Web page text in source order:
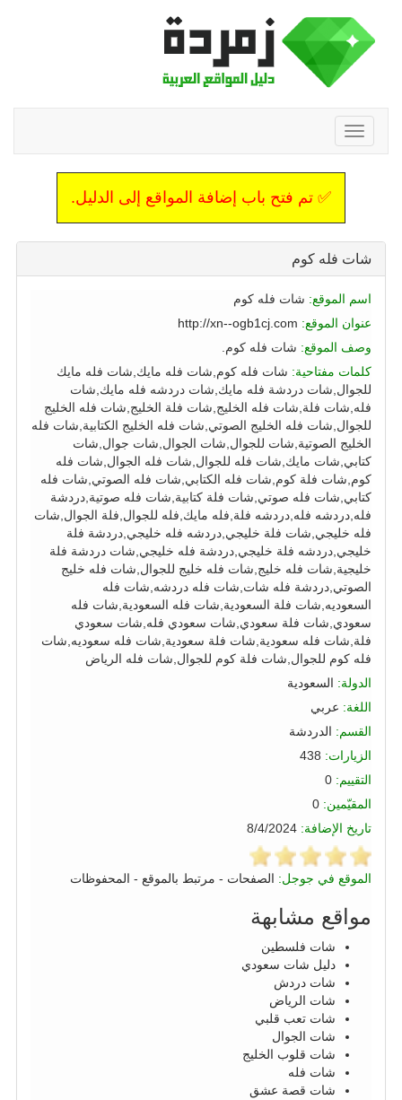
Toggle
navigation
✅ تم فتح باب إضافة المواقع إلى الدليل.
شات فله كوم
اسم الموقع: شات فله كوم
عنوان الموقع: http://xn--ogb1cj.com
وصف الموقع: شات فله كوم.
كلمات مفتاحية: شات فله كوم,شات فله مايك,شات فله مايك
للجوال,شات دردشة فله مايك,شات دردشه فله مايك,شات
فله,شات فلة,شات فله الخليج,شات فلة الخليج,شات فله الخليج
للجوال,شات فله الخليج الصوتي,شات فله الخليج الكتابية,شات فله
الخليج الصوتية,شات للجوال,شات الجوال,شات جوال,شات
كتابي,شات مايك,شات فله للجوال,شات فله الجوال,شات فله
كوم,شات فلة كوم,شات فله الكتابي,شات فله الصوتي,شات فله
كتابي,شات فله صوتي,شات فلة كتابية,شات فله صوتية,دردشة
فله,دردشه فله,دردشه فلة,فله مايك,فله للجوال,فلة الجوال,شات
فله خليجي,شات فلة خليجي,دردشه فله خليجي,دردشة فلة
خليجي,دردشه فلة خليجي,دردشة فله خليجي,شات دردشة فلة
خليجية,شات فله خليج,شات فله خليج للجوال,شات فله خليج
الصوتي,دردشة فله شات,شات فله دردشه,شات فله
السعوديه,شات فلة السعودية,شات فله السعودية,شات فله
سعودي,شات فلة سعودي,شات سعودي فله,شات سعودي
فلة,شات فله سعودية,شات فلة سعودية,شات فله سعوديه,شات
فله كوم للجوال,شات فلة كوم للجوال,شات فله الرياض
الدولة: السعودية
اللغة: عربي
القسم: الدردشة
الزيارات:
التقييم:
المقيّمين:
تاريخ الإضافة:
الموقع في جوجل: الصفحات - مرتبط بالموقع - المحفوظات
مواقع مشابهة
شات فلسطين
دليل شات سعودي
شات دردش
شات الرياض
شات تعب قلبي
شات الجوال
شات قلوب الخليج
شات فله
شات قصة عشق